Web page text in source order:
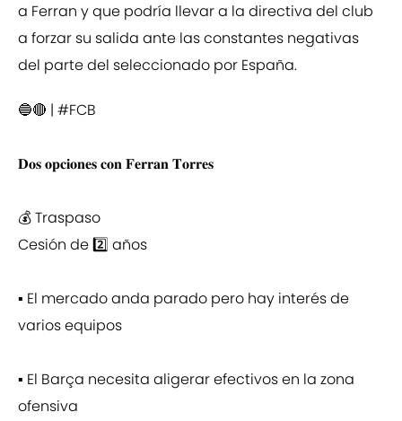
a Ferran y que podría llevar a la directiva del club
a forzar su salida ante las constantes negativas
del parte del seleccionado por España.
🔵🔴 | #FCB
𝐃𝐨𝐬 𝐨𝐩𝐜𝐢𝐨𝐧𝐞𝐬 𝐜𝐨𝐧 𝐅𝐞𝐫𝐫𝐚𝐧 𝐓𝐨𝐫𝐫𝐞𝐬
💰 Traspaso
Cesión de 2️⃣ años
▪️ El mercado anda parado pero hay interés de
varios equipos
▪️ El Barça necesita aligerar efectivos en la zona
ofensiva